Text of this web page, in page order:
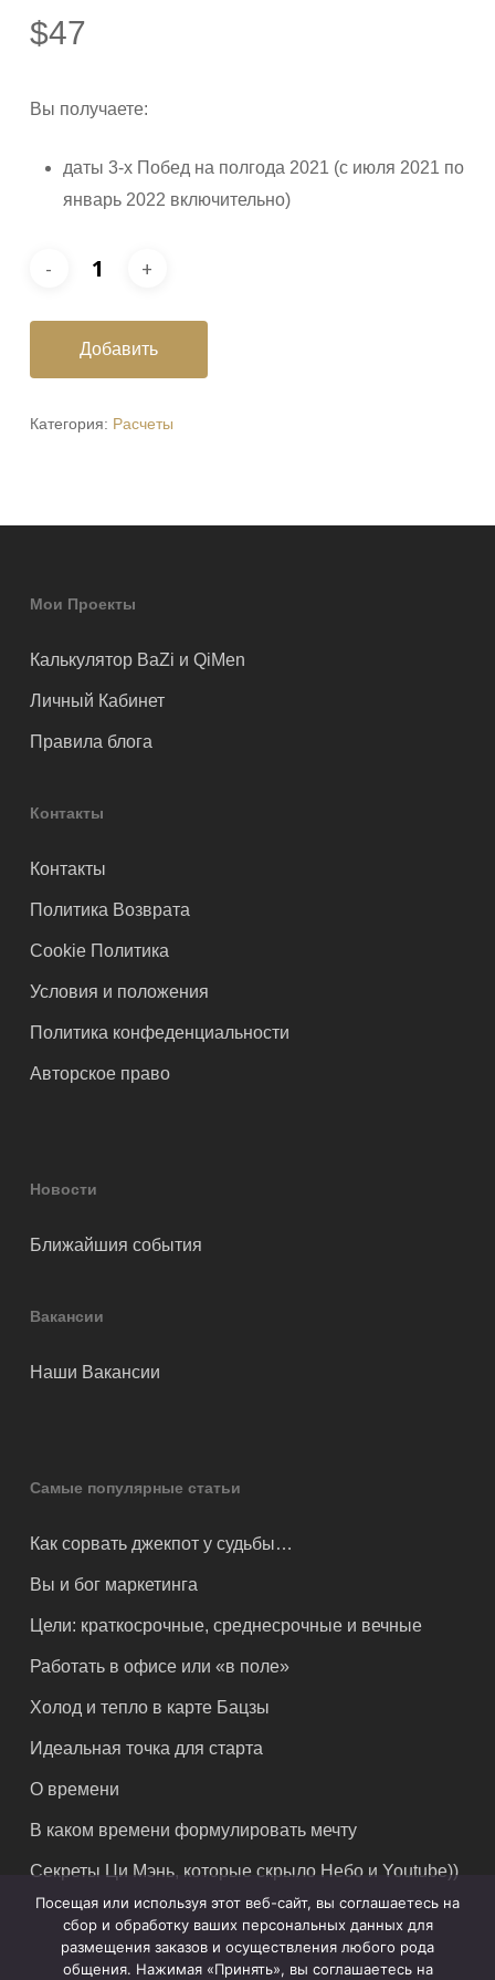
$47
Вы получаете:
даты 3-х Побед на полгода 2021 (с июля 2021 по
январь 2022 включительно)
Добавить
Категория: Расчеты
Мои Проекты
Калькулятор BaZi и QiMen
Личный Кабинет
Правила блога
Контакты
Контакты
Политика Возврата
Cookie Политика
Условия и положения
Политика конфеденциальности
Авторское право
Новости
Ближайшия события
Вакансии
Наши Вакансии
Самые популярные статьи
Как сорвать джекпот у судьбы…
Вы и бог маркетинга
Цели: краткосрочные, среднесрочные и вечные
Работать в офисе или «в поле»
Холод и тепло в карте Бацзы
Идеальная точка для старта
О времени
В каком времени формулировать мечту
Секреты Ци Мэнь, которые скрыло Небо и Youtube))
Посещая или используя этот веб-сайт, вы соглашаетесь на
сбор и обработку ваших персональных данных для
размещения заказов и осуществления любого рода
общения. Нажимая «Принять», вы соглашаетесь на